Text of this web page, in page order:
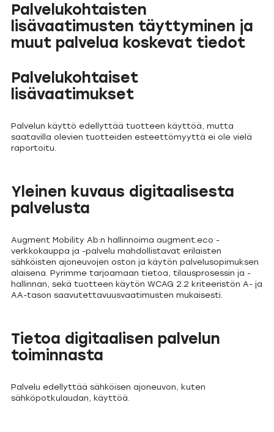
Palvelukohtaisten
lisävaatimusten täyttyminen ja
muut palvelua koskevat tiedot
Palvelukohtaiset
lisävaatimukset
Palvelun käyttö edellyttää tuotteen käyttöä, mutta
saatavilla olevien tuotteiden esteettömyyttä ei ole vielä
raportoitu.
Yleinen kuvaus digitaalisesta
palvelusta
Augment Mobility Ab:n hallinnoima augment.eco -
verkkokauppa ja -palvelu mahdollistavat erilaisten
sähköisten ajoneuvojen oston ja käytön palvelusopimuksen
alaisena. Pyrimme tarjoamaan tietoa, tilausprosessin ja -
hallinnan, sekä tuotteen käytön WCAG 2.2 kriteeristön A- ja
AA-tason saavutettavuusvaatimusten mukaisesti.
Tietoa digitaalisen palvelun
toiminnasta
Palvelu edellyttää sähköisen ajoneuvon, kuten
sähköpotkulaudan, käyttöä.